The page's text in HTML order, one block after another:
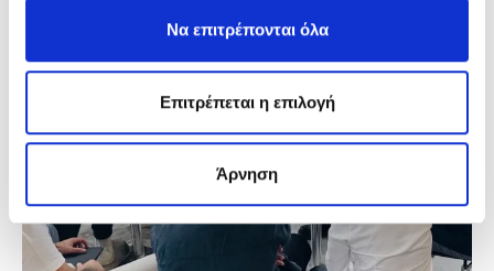
Να επιτρέπονται όλα
Επιτρέπεται η επιλογή
Άρνηση